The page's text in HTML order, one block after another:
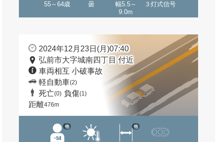
55～64歳 曇
幅5.5～
9.0m
３灯式信号
2024年12月23日(月)07:40
弘前市大字城南四丁目 付近
車両相互 小破事故
軽自動車(2)
死亡(0) 負傷(1)
距離476m
他 他